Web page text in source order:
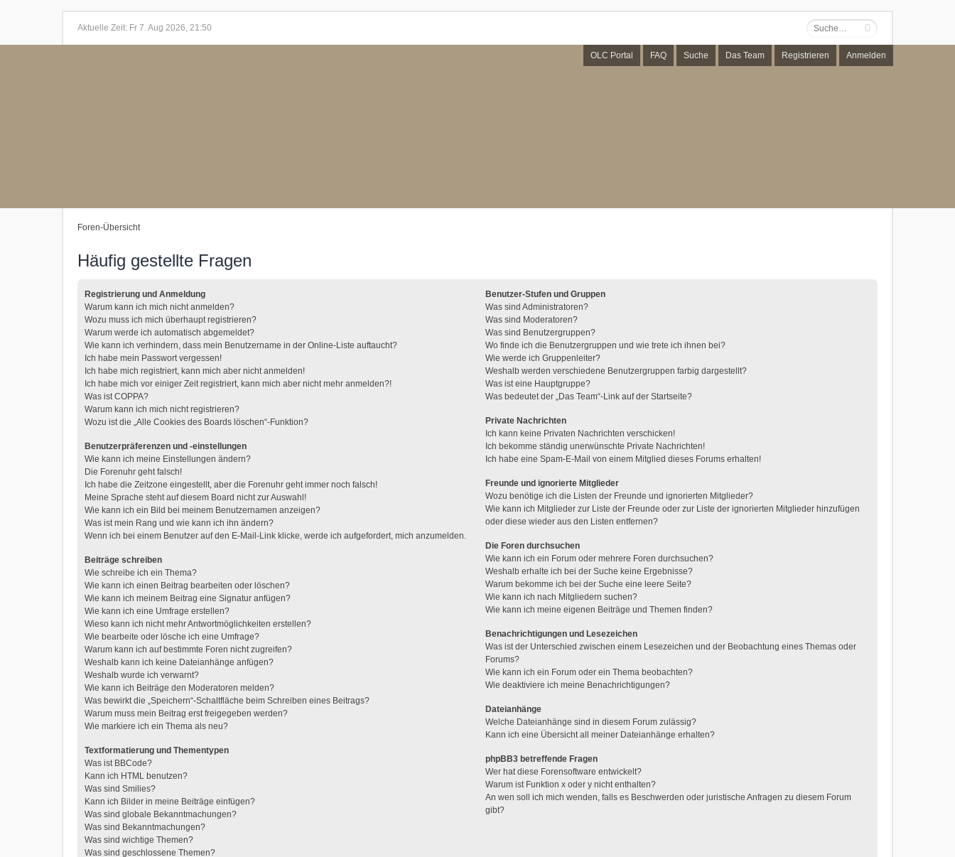
Aktuelle Zeit: Fr 7. Aug 2026, 21:50
OLC Portal FAQ Suche Das Team Registrieren Anmelden
Foren-Übersicht
Häufig gestellte Fragen
Registrierung und Anmeldung
Warum kann ich mich nicht anmelden?
Wozu muss ich mich überhaupt registrieren?
Warum werde ich automatisch abgemeldet?
Wie kann ich verhindern, dass mein Benutzername in der Online-Liste auftaucht?
Ich habe mein Passwort vergessen!
Ich habe mich registriert, kann mich aber nicht anmelden!
Ich habe mich vor einiger Zeit registriert, kann mich aber nicht mehr anmelden?!
Was ist COPPA?
Warum kann ich mich nicht registrieren?
Wozu ist die „Alle Cookies des Boards löschen“-Funktion?
Benutzerpräferenzen und -einstellungen
Wie kann ich meine Einstellungen ändern?
Die Forenuhr geht falsch!
Ich habe die Zeitzone eingestellt, aber die Forenuhr geht immer noch falsch!
Meine Sprache steht auf diesem Board nicht zur Auswahl!
Wie kann ich ein Bild bei meinem Benutzernamen anzeigen?
Was ist mein Rang und wie kann ich ihn ändern?
Wenn ich bei einem Benutzer auf den E-Mail-Link klicke, werde ich aufgefordert, mich anzumelden.
Beiträge schreiben
Wie schreibe ich ein Thema?
Wie kann ich einen Beitrag bearbeiten oder löschen?
Wie kann ich meinem Beitrag eine Signatur anfügen?
Wie kann ich eine Umfrage erstellen?
Wieso kann ich nicht mehr Antwortmöglichkeiten erstellen?
Wie bearbeite oder lösche ich eine Umfrage?
Warum kann ich auf bestimmte Foren nicht zugreifen?
Weshalb kann ich keine Dateianhänge anfügen?
Weshalb wurde ich verwarnt?
Wie kann ich Beiträge den Moderatoren melden?
Was bewirkt die „Speichern“-Schaltfläche beim Schreiben eines Beitrags?
Warum muss mein Beitrag erst freigegeben werden?
Wie markiere ich ein Thema als neu?
Textformatierung und Thementypen
Was ist BBCode?
Kann ich HTML benutzen?
Was sind Smilies?
Kann ich Bilder in meine Beiträge einfügen?
Was sind globale Bekanntmachungen?
Was sind Bekanntmachungen?
Was sind wichtige Themen?
Was sind geschlossene Themen?
Benutzer-Stufen und Gruppen
Was sind Administratoren?
Was sind Moderatoren?
Was sind Benutzergruppen?
Wo finde ich die Benutzergruppen und wie trete ich ihnen bei?
Wie werde ich Gruppenleiter?
Weshalb werden verschiedene Benutzergruppen farbig dargestellt?
Was ist eine Hauptgruppe?
Was bedeutet der „Das Team“-Link auf der Startseite?
Private Nachrichten
Ich kann keine Privaten Nachrichten verschicken!
Ich bekomme ständig unerwünschte Private Nachrichten!
Ich habe eine Spam-E-Mail von einem Mitglied dieses Forums erhalten!
Freunde und ignorierte Mitglieder
Wozu benötige ich die Listen der Freunde und ignorierten Mitglieder?
Wie kann ich Mitglieder zur Liste der Freunde oder zur Liste der ignorierten Mitglieder hinzufügen
oder diese wieder aus den Listen entfernen?
Die Foren durchsuchen
Wie kann ich ein Forum oder mehrere Foren durchsuchen?
Weshalb erhalte ich bei der Suche keine Ergebnisse?
Warum bekomme ich bei der Suche eine leere Seite?
Wie kann ich nach Mitgliedern suchen?
Wie kann ich meine eigenen Beiträge und Themen finden?
Benachrichtigungen und Lesezeichen
Was ist der Unterschied zwischen einem Lesezeichen und der Beobachtung eines Themas oder
Forums?
Wie kann ich ein Forum oder ein Thema beobachten?
Wie deaktiviere ich meine Benachrichtigungen?
Dateianhänge
Welche Dateianhänge sind in diesem Forum zulässig?
Kann ich eine Übersicht all meiner Dateianhänge erhalten?
phpBB3 betreffende Fragen
Wer hat diese Forensoftware entwickelt?
Warum ist Funktion x oder y nicht enthalten?
An wen soll ich mich wenden, falls es Beschwerden oder juristische Anfragen zu diesem Forum
gibt?